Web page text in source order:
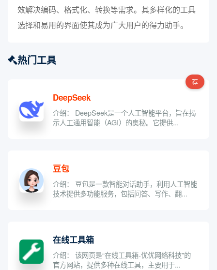
效解决编码、格式化、转换等需求。其多样化的工具
选择和易用的界面使其成为广大用户的得力助手。
热门工具
荐
DeepSeek
介绍： DeepSeek是一个人工智能平台，旨在揭
示人工通用智能（AGI）的奥秘。它提供...
豆包
介绍： 豆包是一款智能对话助手，利用人工智能
技术提供多功能服务，包括问答、写作、翻...
在线工具箱
介绍： 该网页是“在线工具箱-优优网络科技”的
官方网站，提供多种在线工具，主要用于...